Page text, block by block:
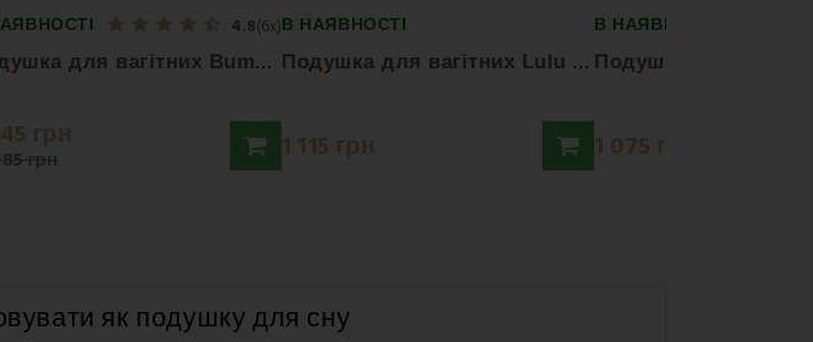
4.8(6x)
П
одушка для вагітних Bumerang EMI
грн
грн
В НАЯВНОСТІ
П
одушка для вагітних Lulu Sakura EMI
1 115 грн
В НАЯВНОСТІ
1 075 грн
як подушку для сну